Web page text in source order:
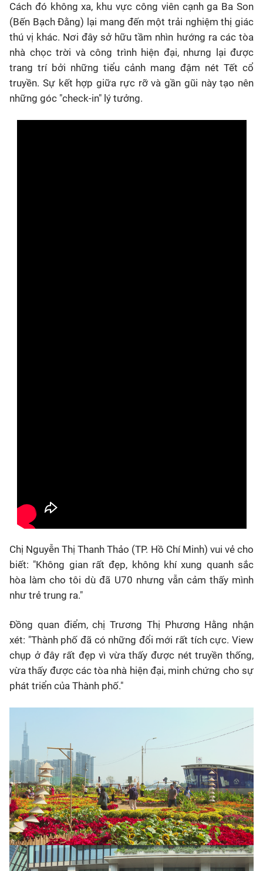
Cách đó không xa, khu vực công viên cạnh ga Ba Son
(Bến Bạch Đằng) lại mang đến một trải nghiệm thị giác
thú vị khác. Nơi đây sở hữu tầm nhìn hướng ra các tòa
nhà chọc trời và công trình hiện đại, nhưng lại được
trang trí bởi những tiểu cảnh mang đậm nét Tết cổ
truyền. Sự kết hợp giữa rực rỡ và gần gũi này tạo nên
những góc "check-in" lý tưởng.
Chị Nguyễn Thị Thanh Thảo (TP. Hồ Chí Minh) vui vẻ cho
biết: "Không gian rất đẹp, không khí xung quanh sắc
hòa làm cho tôi dù đã U70 nhưng vẫn cảm thấy mình
như trẻ trung ra."
Đồng quan điểm, chị Trương Thị Phương Hằng nhận
xét: "Thành phố đã có những đổi mới rất tích cực. View
chụp ở đây rất đẹp vì vừa thấy được nét truyền thống,
vừa thấy được các tòa nhà hiện đại, minh chứng cho sự
phát triển của Thành phố."